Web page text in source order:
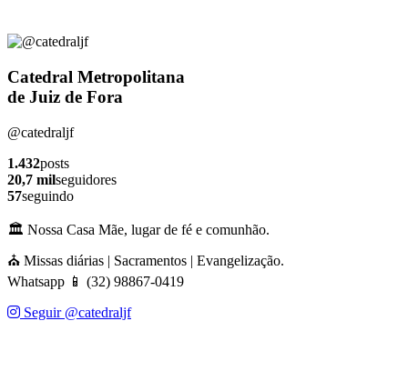
Catedral Metropolitana
de Juiz de Fora
@catedraljf
1.432posts
20,7 milseguidores
57seguindo
🏛️ Nossa Casa Mãe, lugar de fé e comunhão.
⛪ Missas diárias | Sacramentos | Evangelização.
Whatsapp 📱 (32) 98867-0419
Seguir @catedraljf